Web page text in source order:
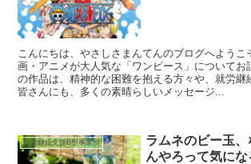
こんにちは、やさしさまんてんのブログへようこ
画・アニメが大人気な「ワンピース」についてお
の作品は、精神的な困難を抱える方々や、就労継
皆さんにも、多くの素晴らしいメッセージ...
就労継続支援B型事業所
ラムネのビー玉
んやろって気にな